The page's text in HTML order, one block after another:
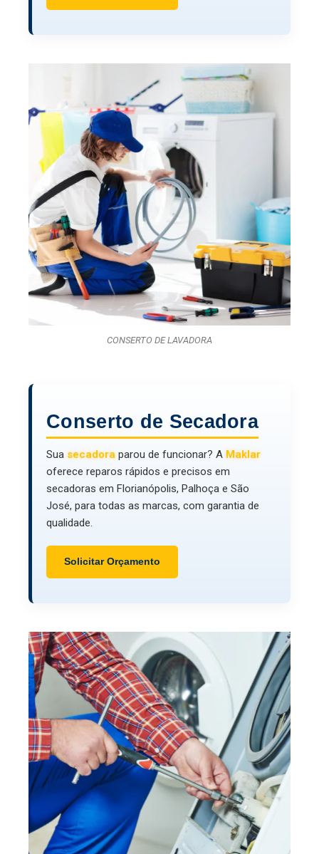
CONSERTO DE LAVADORA
Conserto de Secadora
Sua secadoraparou de funcionar? A Maklar
oferece reparos rápidos e precisos em
secadoras em Florianópolis, Palhoça e São
José, para todas as marcas, com garantia de
qualidade.
Solicitar Orçamento